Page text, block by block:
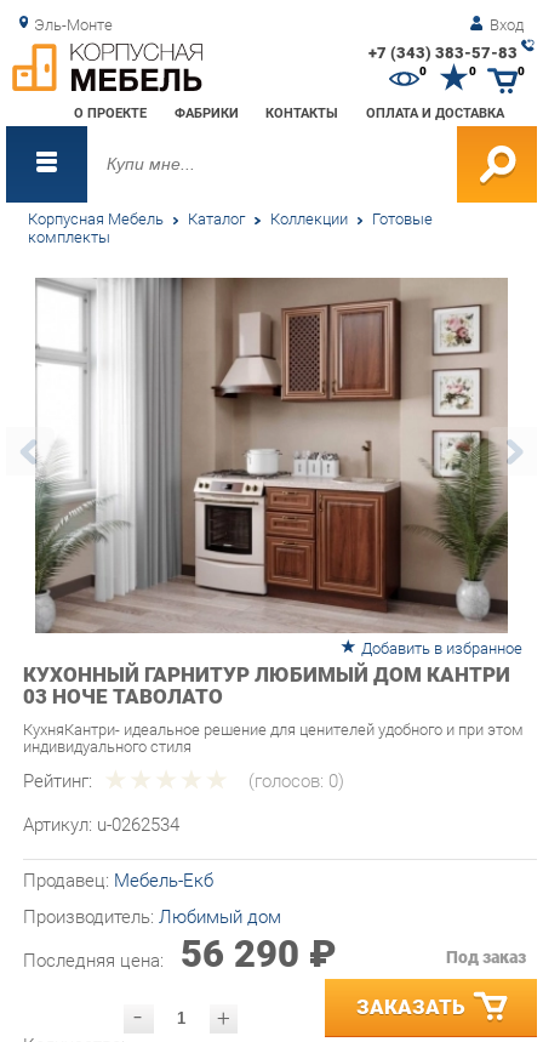
Эль-Монте Вход
+7 (343) 383-57-83
О ПРОЕКТЕ ФАБРИКИ КОНТАКТЫ ОПЛАТА И ДОСТАВКА
0 0
Корпусная Мебель Каталог Коллекции Готовые
комплекты
Добавить в избранное
КУХОННЫЙ ГАРНИТУР ЛЮБИМЫЙ ДОМ КАНТРИ
03 НОЧЕ ТАВОЛАТО
КухняКантри- идеальное решение для ценителей удобного и при этом
Рейтинг:
Артикул: u-0262534
Производитель:Любимый дом
Последняя цена: 56 290 ₽
- ЗАКАЗАТЬ
УТОЧНИТЬ НАЛИЧИЕ